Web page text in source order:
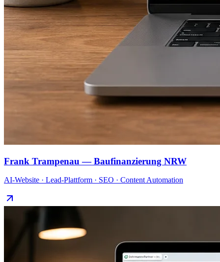
Frank Trampenau — Baufinanzierung NRW
AI-Website · Lead-Plattform · SEO · Content Automation